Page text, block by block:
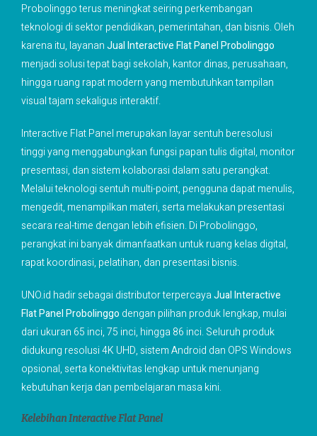
Probolinggo terus meningkat seiring perkembangan
teknologi di sektor pendidikan, pemerintahan, dan bisnis. Oleh
karena itu, layananJual Interactive Flat Panel Probolinggo
menjadi solusi tepat bagi sekolah, kantor dinas, perusahaan,
hingga ruang rapat modern yang membutuhkan tampilan
visual tajam sekaligus interaktif.
Interactive Flat Panel merupakan layar sentuh beresolusi
tinggi yang menggabungkan fungsi papan tulis digital, monitor
presentasi, dan sistem kolaborasi dalam satu perangkat.
Melalui teknologi sentuh multi-point, pengguna dapat menulis,
mengedit, menampilkan materi, serta melakukan presentasi
secara real-time dengan lebih efisien. Di Probolinggo,
perangkat ini banyak dimanfaatkan untuk ruang kelas digital,
rapat koordinasi, pelatihan, dan presentasi bisnis.
UNO.id hadir sebagai distributor terpercayaJual Interactive
Flat Panel Probolinggo dengan pilihan produk lengkap, mulai
dari ukuran 65 inci, 75 inci, hingga 86 inci. Seluruh produk
didukung resolusi 4K UHD, sistem Android dan OPS Windows
opsional, serta konektivitas lengkap untuk menunjang
kebutuhan kerja dan pembelajaran masa kini.
Kelebihan Interactive Flat Panel